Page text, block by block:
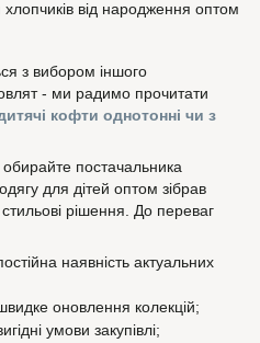
від народження оптом
з вибором іншого
- ми радимо прочитати
кофти однотонні чи з
постачальника
для дітей оптом зібрав
стильові рішення. До переваг
наявність актуальних
оновлення колекцій;
умови закупівлі;